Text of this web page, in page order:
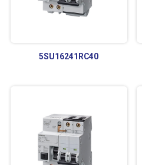
5SU16241RC40